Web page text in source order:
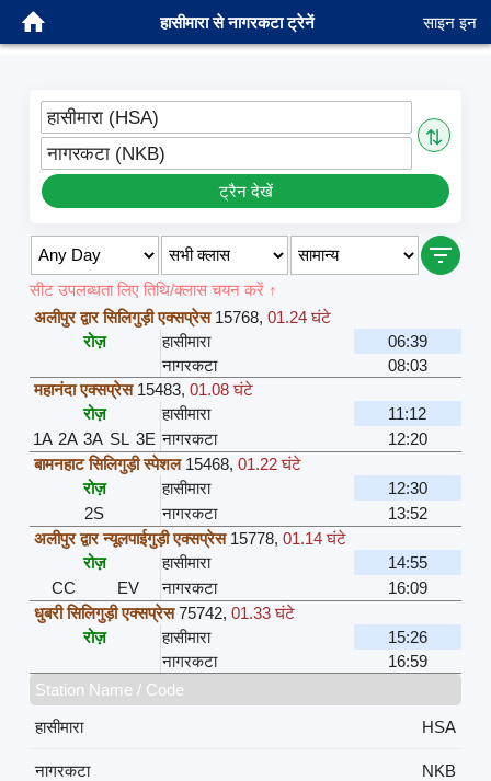
हासीमारा से नागरकटा ट्रेनें साइन इन
हासीमारा (HSA)
⇅
नागरकटा (NKB)
ट्रैन देखें
सीट उपलब्धता लिए तिथि/क्लास चयन करें ↑
अलीपुर द्वार सिलिगुड़ी एक्सप्रेस 15768, 01.24 घंटे
रोज़
हासीमारा
06:39
नागरकटा
08:03
महानंदा एक्सप्रेस 15483, 01.08 घंटे
रोज़
हासीमारा
11:12
1A 2A 3A SL 3E नागरकटा
12:20
बामनहाट सिलिगुड़ी स्पेशल 15468, 01.22 घंटे
रोज़
हासीमारा
12:30
2S
नागरकटा
13:52
अलीपुर द्वार न्यूलपाईगुड़ी एक्सप्रेस 15778, 01.14 घंटे
रोज़
हासीमारा
14:55
CC
EV नागरकटा
16:09
धुबरी सिलिगुड़ी एक्सप्रेस 75742, 01.33 घंटे
रोज़
हासीमारा
15:26
नागरकटा
16:59
Station Name / Code
हासीमारा
HSA
नागरकटा
NKB